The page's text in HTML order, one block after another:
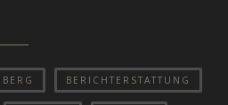
BERICHTERSTATTUNG